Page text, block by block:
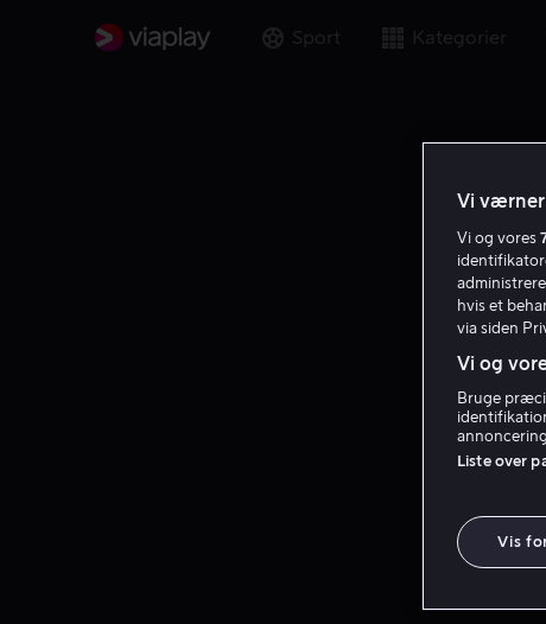
Sport Kategorier
Vi
Vi og vores
hvis et
via siden
Vi og
Bruge
Liste over
Vis